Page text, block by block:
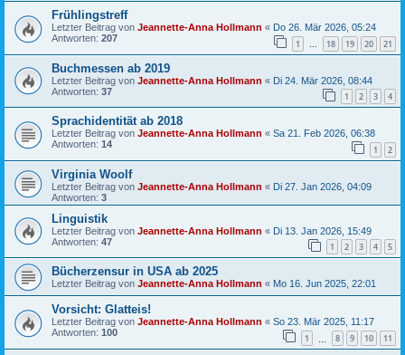
Frühlingstreff
Letzter Beitrag von Jeannette-Anna Hollmann « Do 26. Mär 2026, 05:24
Antworten: 207 1 … 18 19 20 21
Buchmessen ab 2019
Letzter Beitrag von Jeannette-Anna Hollmann « Di 24. Mär 2026, 08:44
Antworten: 37 1 2 3 4
Sprachidentität ab 2018
Letzter Beitrag von Jeannette-Anna Hollmann « Sa 21. Feb 2026, 06:38
Antworten: 14 1 2
Virginia Woolf
Letzter Beitrag von Jeannette-Anna Hollmann « Di 27. Jan 2026, 04:09
Antworten: 3
Linguistik
Letzter Beitrag von Jeannette-Anna Hollmann « Di 13. Jan 2026, 15:49
Antworten: 47 1 2 3 4 5
Bücherzensur in USA ab 2025
Letzter Beitrag von Jeannette-Anna Hollmann « Mo 16. Jun 2025, 22:01
Vorsicht: Glatteis!
Letzter Beitrag von Jeannette-Anna Hollmann « So 23. Mär 2025, 11:17
Antworten: 100 1 8 9 10 11